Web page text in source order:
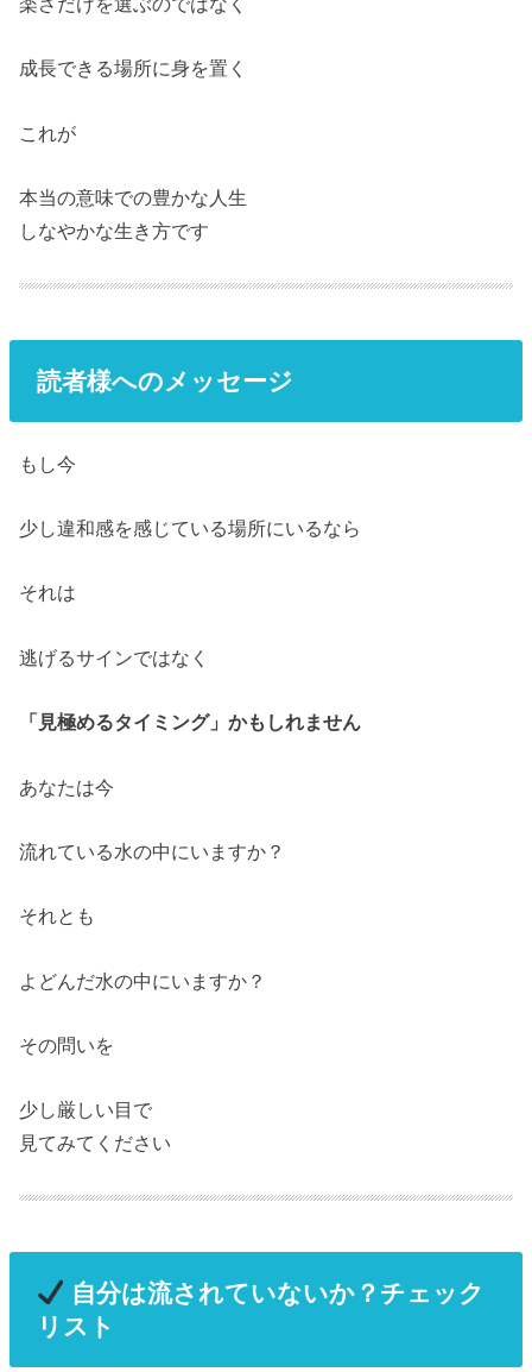
成長できる場所に身を置く
これが
本当の意味での豊かな人生
しなやかな生き方です
読者様へのメッセージ
もし今
少し違和感を感じている場所にいるなら
それは
逃げるサインではなく
「見極めるタイミング」かもしれません
あなたは今
流れている水の中にいますか？
それとも
よどんだ水の中にいますか？
その問いを
少し厳しい目で
見てみてください
自分は流されていないか？チェック
リスト